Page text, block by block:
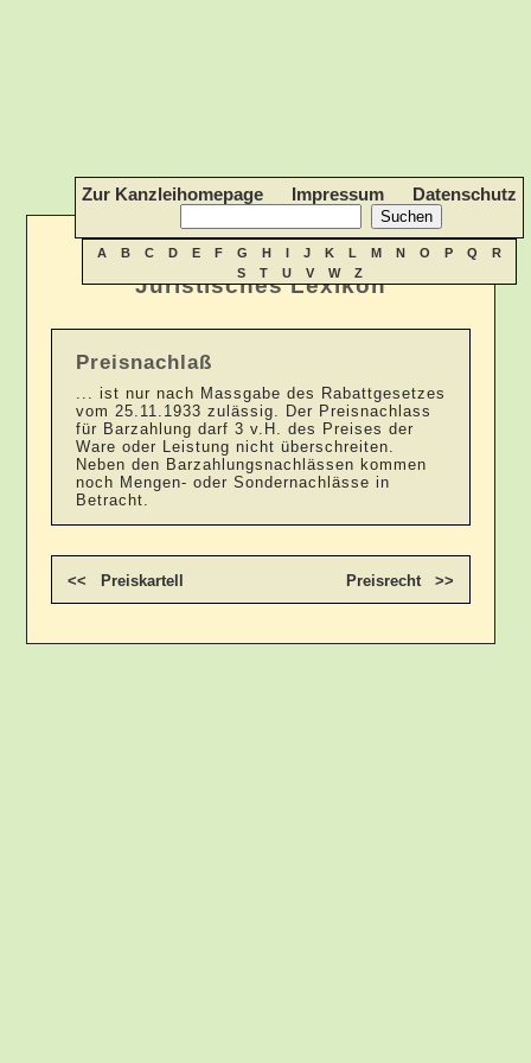
Juristisches Lexikon
Zur Kanzleihomepage Impressum Datenschutz
A B C D E F G H I J K L M N O P Q
R
S
T U V W Z
Preisnachlaß
... ist nur nach Massgabe des Rabattgesetzes
vom 25.11.1933 zulässig. Der Preisnachlass
für Barzahlung darf 3 v.H. des Preises der
Ware oder Leistung nicht überschreiten.
Neben den Barzahlungsnachlässen kommen
noch Mengen- oder Sondernachlässe in
Betracht.
<< Preiskartell Preisrecht >>